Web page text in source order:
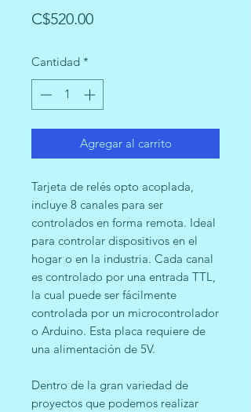
C$520.00Precio
Cantidad *
Agregar al carrito
Tarjeta de relés opto acoplada,
incluye 8 canales para ser
controlados en forma remota. Ideal
para controlar dispositivos en el
hogar o en la industria. Cada canal
es controlado por una entrada TTL,
la cual puede ser fácilmente
controlada por un microcontrolador
o Arduino. Esta placa requiere de
una alimentación de 5V.
Dentro de la gran variedad de
proyectos que podemos realizar